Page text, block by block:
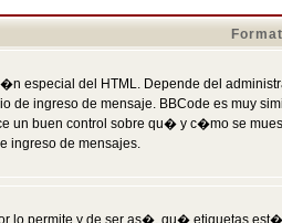
especial del HTML. Depende del
de ingreso de mensaje. BBCode es muy
un buen control sobre qu� y c�mo se
ingreso de mensajes.
lo permite y de ser as�, qu� etiquetas